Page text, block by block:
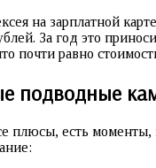
на зарплатной карте
За год это
почти равно
подводные
плюсы, есть моменты,